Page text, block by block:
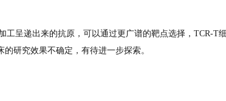
工呈递出来的抗原，可以通过更广谱的靶点选择，TCR-T
研究效果不确定，有待进一步探索。